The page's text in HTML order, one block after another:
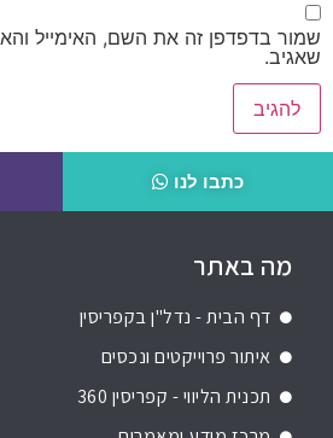
שמור בדפדפן זה את השם, האימייל
שאגיב.
כתבו לנו
מה באתר
דף הבית - נדל"ן בקפריסין
איתור פרוייקטים ונכסים
תכנית הליווי - קפריסין 360